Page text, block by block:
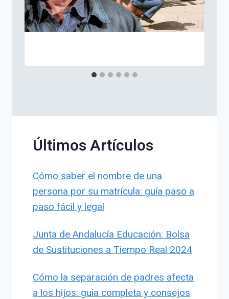
Últimos Artículos
Cómo saber el nombre de una
persona por su matrícula: guía paso a
paso fácil y legal
Junta de Andalucía Educación: Bolsa
de Sustituciones a Tiempo Real 2024
Cómo la separación de padres afecta
a los hijos: guía completa y consejos